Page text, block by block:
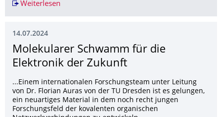
Weiterlesen
14.07.2024
Molekularer Schwamm für die
Elektronik der Zukunft
...Einem internationalen Forschungsteam unter Leitung
von Dr. Florian Auras von der TU Dresden ist es gelungen,
ein neuartiges Material in dem noch recht jungen
Forschungsfeld der kovalenten organischen